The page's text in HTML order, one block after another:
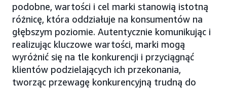
podobne, wartości i cel marki stanowią istotną
różnicę, która oddziałuje na konsumentów na
głębszym poziomie. Autentycznie komunikując i
realizując kluczowe wartości, marki mogą
wyróżnić się na tle konkurencji i przyciągnąć
klientów podzielających ich przekonania,
tworząc przewagę konkurencyjną trudną do